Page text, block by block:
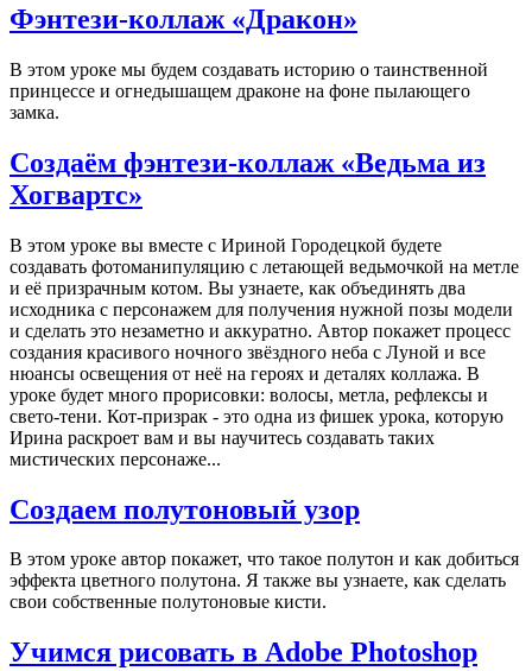
Фэнтези-коллаж «Дракон»
В этом уроке мы будем создавать историю о таинственной
принцессе и огнедышащем драконе на фоне пылающего
замка.
Создаём фэнтези-коллаж «Ведьма из
Хогвартс»
В этом уроке вы вместе с Ириной Городецкой будете
создавать фотоманипуляцию с летающей ведьмочкой на метле
и её призрачным котом. Вы узнаете, как объединять два
исходника с персонажем для получения нужной позы модели
и сделать это незаметно и аккуратно. Автор покажет процесс
создания красивого ночного звёздного неба с Луной и все
нюансы освещения от неё на героях и деталях коллажа. В
уроке будет много прорисовки: волосы, метла, рефлексы и
свето-тени. Кот-призрак - это одна из фишек урока, которую
Ирина раскроет вам и вы научитесь создавать таких
мистических персонаже...
Создаем полутоновый узор
В этом уроке автор покажет, что такое полутон и как добиться
эффекта цветного полутона. Я также вы узнаете, как сделать
свои собственные полутоновые кисти.
Учимся рисовать в Adobe Photoshop